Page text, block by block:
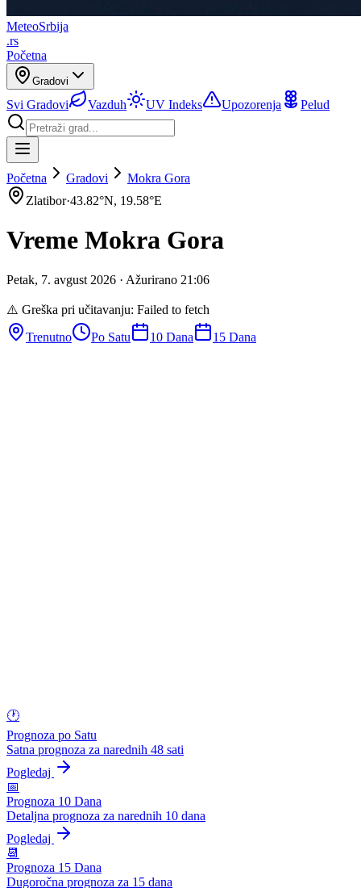
MeteoSrbija
.rs
Početna
Gradovi
Svi Gradovi Vazduh UV Indeks Upozorenja Pelud
Početna Gradovi
Mokra Gora
Zlatibor·43.82°N, 19.58°E
Vreme Mokra Gora
Petak, 7. avgust 2026 · Ažurirano 21 :06
⚠️ Greška pri učitavanju: Failed to fetch
Trenutno
Po Satu 10 Dana 15 Dana
🕐
Prognoza po Satu
Satna prognoza za narednih 48 sati
Pogledaj
📅
Prognoza 10 Dana
Detaljna prognoza za narednih 10 dana
Pogledaj
📆
Prognoza 15 Dana
Dugoročna prognoza za 15 dana